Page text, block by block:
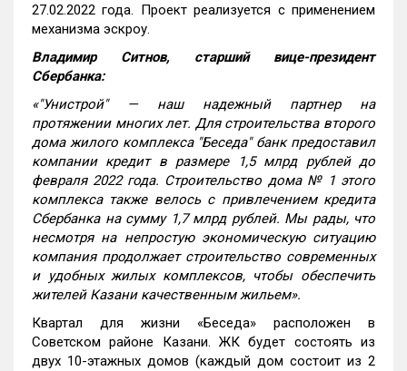
27.02.2022 года. Проект реализуется с применением
механизма эскроу.
Владимир Ситнов, старший вице-президент
Сбербанка:
«"Унистрой" — наш надежный партнер на
протяжении многих лет. Для строительства второго
дома жилого комплекса "Беседа" банк предоставил
компании кредит в размере 1,5 млрд рублей до
февраля 2022 года. Строительство дома № 1 этого
комплекса также велось с привлечением кредита
Сбербанка на сумму 1,7 млрд рублей. Мы рады, что
несмотря на непростую экономическую ситуацию
компания продолжает строительство современных
и удобных жилых комплексов, чтобы обеспечить
жителей Казани качественным жильем».
Квартал для жизни «Беседа» расположен в
Советском районе Казани. ЖК будет состоять из
двух 10-этажных домов (каждый дом состоит из 2